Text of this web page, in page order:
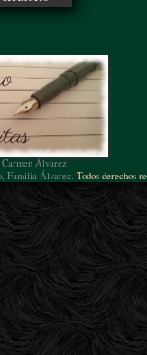
Álvarez
Familia Álvarez. Todos derechos